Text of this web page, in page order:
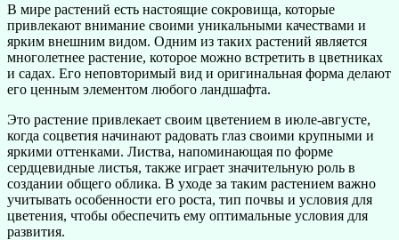
В мире растений есть настоящие сокровища, которые
привлекают внимание своими уникальными качествами и
ярким внешним видом. Одним из таких растений является
многолетнее растение, которое можно встретить в цветниках
и садах. Его неповторимый вид и оригинальная форма делают
его ценным элементом любого ландшафта.
Это растение привлекает своим цветением в июле-августе,
когда соцветия начинают радовать глаз своими крупными и
яркими оттенками. Листва, напоминающая по форме
сердцевидные листья, также играет значительную роль в
создании общего облика. В уходе за таким растением важно
учитывать особенности его роста, тип почвы и условия для
цветения, чтобы обеспечить ему оптимальные условия для
развития.